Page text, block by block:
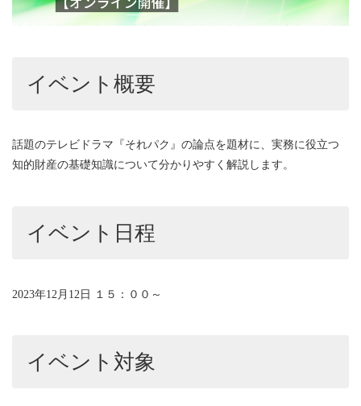
イベント概要
話題のテレビドラマ『それパク』の論点を題材に、実務に役立つ
知的財産の基礎知識について分かりやすく解説します。
イベント日程
2023年12月12日 １５：００～
イベント対象